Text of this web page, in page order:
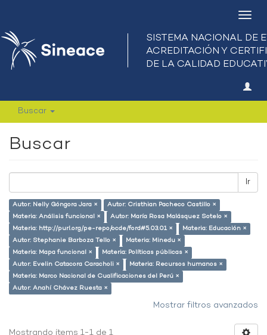
Buscar
Buscar
Ir
Autor: Nelly Góngora Jara ×
Autor: Cristhian Pacheco Castillo ×
Materia: Análisis funcional ×
Autor: María Rosa Malásquez Sotelo ×
Materia: http://purl.org/pe-repo/ocde/ford#5.03.01 ×
Materia: Educación ×
Autor: Stephanie Barboza Tello ×
Materia: Minedu ×
Materia: Mapa funcional ×
Materia: Políticas públicas ×
Autor: Evelin Catacora Caracholi ×
Materia: Recursos humanos ×
Materia: Marco Nacional de Cualificaciones del Perú ×
Autor: Anahí Chávez Ruesta ×
Mostrar filtros avanzados